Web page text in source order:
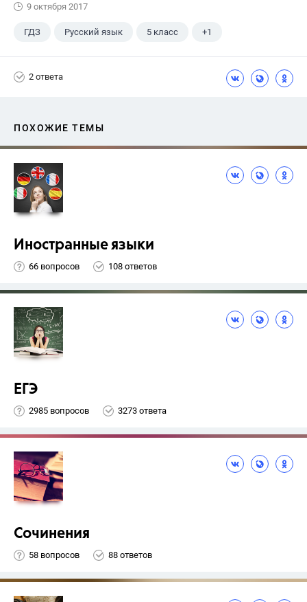
9 октября 2017
ГДЗ Русский язык 5 класс +1
2 ответа
ПОХОЖИЕ ТЕМЫ
Иностранные языки
66 вопросов 108 ответов
ЕГЭ
2985 вопросов 3273 ответа
Сочинения
58 вопросов 88 ответов